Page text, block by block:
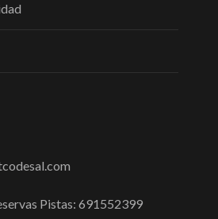
Pistas: 691552399